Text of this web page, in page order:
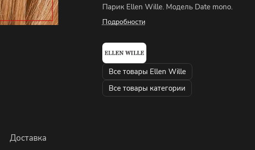
Парик Ellen Wille. Модель Date mono.
Подробности
Все товары Ellen Wille
Все товары категории
Доставка